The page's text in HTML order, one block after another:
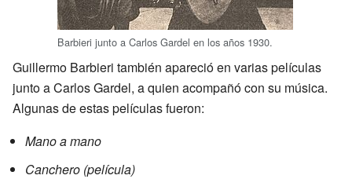
Barbieri junto a Carlos Gardel en los años 1930.
Guillermo Barbieri también apareció en varias películas
junto a Carlos Gardel, a quien acompañó con su música.
Algunas de estas películas fueron:
Mano a mano
Canchero (película)